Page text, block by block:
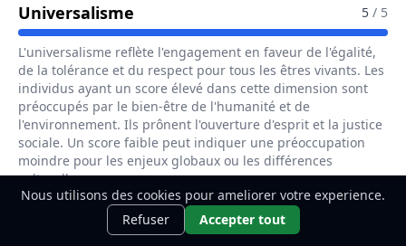
Universalisme Pour Le Métier De Préparateur
5 / 5
L'universalisme reflète l'engagement en faveur de l'égalité,
de la tolérance et du respect pour tous les êtres vivants. Les
individus ayant un score élevé dans cette dimension sont
préoccupés par le bien-être de l'humanité et de
l'environnement. Ils prônent l'ouverture d'esprit et la justice
sociale. Un score faible peut indiquer une préoccupation
moindre pour les enjeux globaux ou les différences
culturelles.
Le métier implique souvent des interactions avec la
communauté et une sensibilité aux enjeux sociaux et
environnementaux.
Ce métier t'intéresse ?Découvre
comment le devenir.
Nous utilisons des cookies pour ameliorer votre experience.
Refuser
Accepter tout